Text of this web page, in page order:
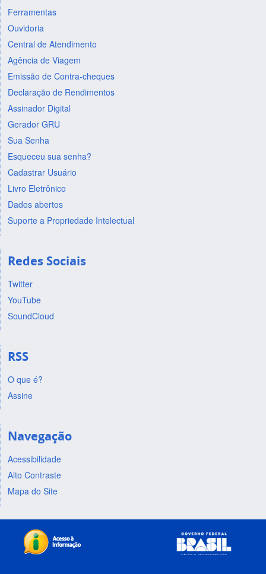
Ferramentas
Ouvidoria
Central de Atendimento
Agência de Viagem
Emissão de Contra-cheques
Declaração de Rendimentos
Assinador Digital
Gerador GRU
Sua Senha
Esqueceu sua senha?
Cadastrar Usuário
Livro Eletrônico
Dados abertos
Suporte a Propriedade Intelectual
Redes Sociais
Twitter
YouTube
SoundCloud
RSS
O que é?
Assine
Navegação
Acessibilidade
Alto Contraste
Mapa do Site